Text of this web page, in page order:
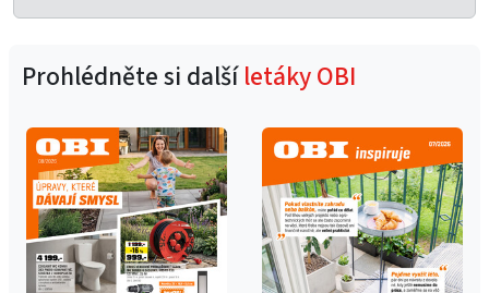
Prohlédněte si dalšíletáky OBI